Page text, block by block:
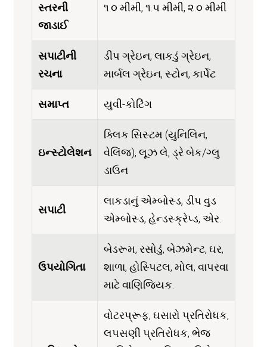
સ્તરની
જાડાઈ
૧.૦ મીમી, ૧.૫ મીમી, ૨.૦ મીમી
સપાટીની
રચના
ડીપ ગ્રેઇન, લાકડું ગ્રેઇન,
માર્બલ ગ્રેઇન, સ્ટોન, કાર્પેટ
સમાપ્ત યુવી-કોટિંગ
ઇન્સ્ટોલેશન
ક્લિક સિસ્ટમ (યુનિલિન,
વેલિંજ), લૂઝ લે, ડ્રે બેક/ગ્લુ
ડાઉન
સપાટી
લાકડાનું એમ્બોસ્ડ, ડીપ વુડ
એમ્બોસ્ડ, હેન્ડસ્ક્રેપ્ડ, એર.
ઉપયોગિતા
બેડરૂમ, રસોડું, બેઝમેન્ટ, ઘર,
શાળા, હોસ્પિટલ, મોલ, વાપરવા
માટે વાણિજ્યિક.
વોટરપ્રૂફ, ઘસારો પ્રતિરોધક,
લપસણી પ્રતિરોધક, ભેજ